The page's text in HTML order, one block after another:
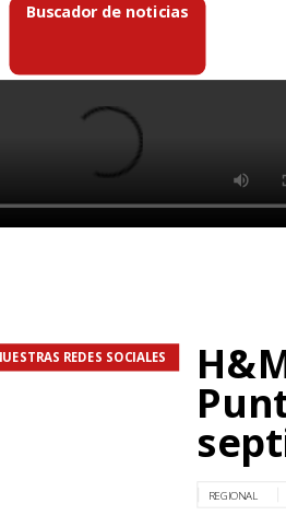
Buscador de noticias
REDES SOCIALES
REGIONAL